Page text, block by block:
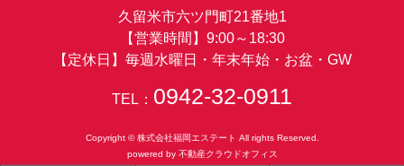
久留米市六ツ門町21番地1
【営業時間】9:00～18:30
【定休日】毎週水曜日・年末年始・お盆・GW
TEL： 0942-32-0911
Copyright © 株式会社福岡エステート All rights Reserved.
powered by 不動産クラウドオフィス